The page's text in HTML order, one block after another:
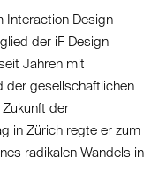
Interaction Design
der iF Design
Jahren mit
der gesellschaftlichen
der
in Zürich regte er zum
radikalen Wandels in